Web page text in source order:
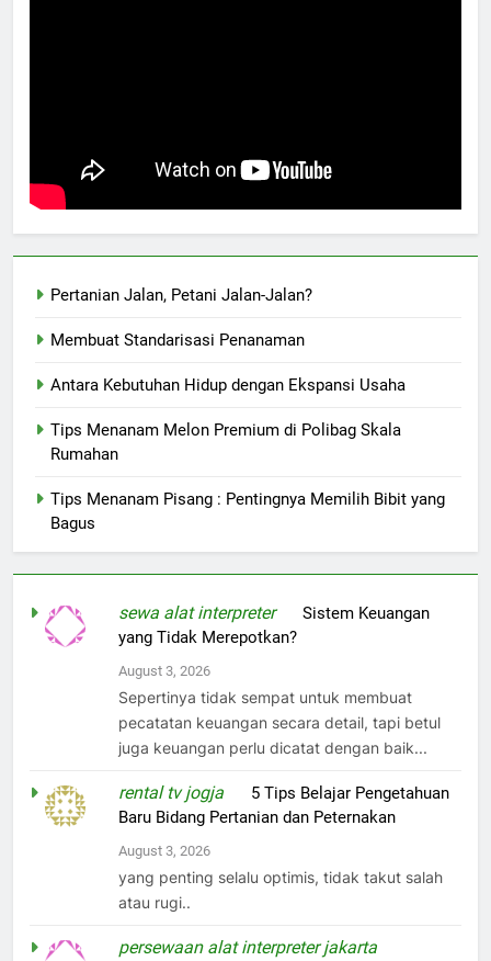
Pertanian Jalan, Petani Jalan-Jalan?
Membuat Standarisasi Penanaman
Antara Kebutuhan Hidup dengan Ekspansi Usaha
Tips Menanam Melon Premium di Polibag Skala
Rumahan
Tips Menanam Pisang : Pentingnya Memilih Bibit yang
Bagus
sewa alat interpreteronSistem Keuangan
yang Tidak Merepotkan?
August 3, 2026
Sepertinya tidak sempat untuk membuat
pecatatan keuangan secara detail, tapi betul
juga keuangan perlu dicatat dengan baik...
rental tv jogja
5 Tips Belajar Pengetahuan
Baru Bidang Pertanian dan Peternakan
August 3, 2026
yang penting selalu optimis, tidak takut salah
atau rugi..
persewaan alat interpreter jakarta